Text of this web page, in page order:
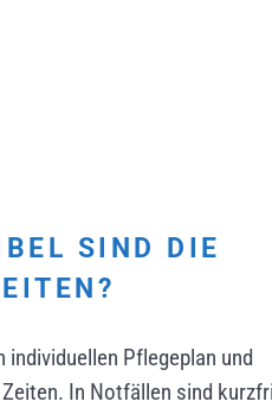
SIND DIE
individuellen Pflegeplan und
In Notfällen sind